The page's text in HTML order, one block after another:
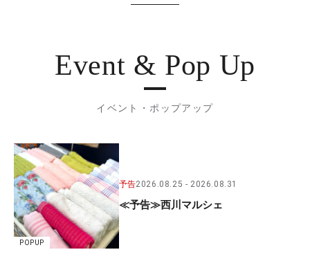
Event & Pop Up
イベント・ポップアップ
POPUP
予告2026.08.25 2026.08.31
≪予告≫西川マルシェ